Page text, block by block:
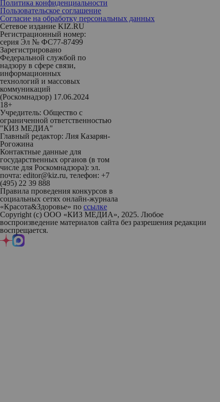
Политика конфиденциальности
Пользовательское соглашение
Согласие на обработку персональных данных
Сетевое издание KIZ.RU
Регистрационный номер:
серия Эл № ФС77-87499
Зарегистрировано
Федеральной службой по
надзору в сфере связи,
информационных
технологий и массовых
коммуникаций
(Роскомнадзор) 17.06.2024
18+
Учредитель: Общество с
ограниченной ответственностью
"КИЗ МЕДИА"
Главный редактор: Лия Казарян-
Рогожина
Контактные данные для
государственных органов (в том
числе для Роскомнадзора): эл.
почта: editor@kiz.ru, телефон: +7
(495) 22 39 888
Правила проведения конкурсов в
социальных сетях онлайн-журнала
«Красота&Здоровье» по ссылке
Copyright (с) ООО «КИЗ МЕДИА», 2025. Любое
воспроизведение материалов сайта без разрешения редакции
воспрещается.